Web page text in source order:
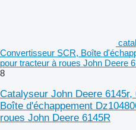
Convertisseur SCR, Boîte
pour tracteur à roues John Deere
8
Catalyseur John Deere
Boîte d'échappement
roues John Deere 6145R